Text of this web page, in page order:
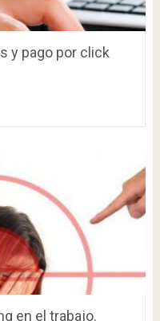
y pago por click
en el trabajo.